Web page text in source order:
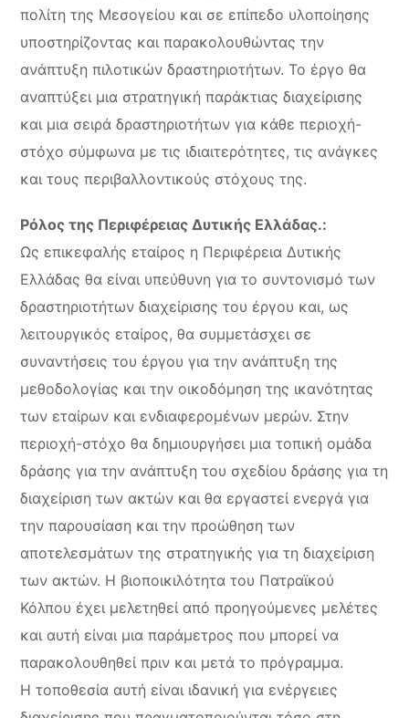
πολίτη της Μεσογείου και σε επίπεδο υλοποίησης
υποστηρίζοντας και παρακολουθώντας την
ανάπτυξη πιλοτικών δραστηριοτήτων. Το έργο θα
αναπτύξει μια στρατηγική παράκτιας διαχείρισης
και μια σειρά δραστηριοτήτων για κάθε περιοχή-
στόχο σύμφωνα με τις ιδιαιτερότητες, τις ανάγκες
και τους περιβαλλοντικούς στόχους της.
Ρόλος της Περιφέρειας Δυτικής Ελλάδας.:
Ως επικεφαλής εταίρος η Περιφέρεια Δυτικής
Ελλάδας θα είναι υπεύθυνη για το συντονισμό των
δραστηριοτήτων διαχείρισης του έργου και, ως
λειτουργικός εταίρος, θα συμμετάσχει σε
συναντήσεις του έργου για την ανάπτυξη της
μεθοδολογίας και την οικοδόμηση της ικανότητας
των εταίρων και ενδιαφερομένων μερών. Στην
περιοχή-στόχο θα δημιουργήσει μια τοπική ομάδα
δράσης για την ανάπτυξη του σχεδίου δράσης για τη
διαχείριση των ακτών και θα εργαστεί ενεργά για
την παρουσίαση και την προώθηση των
αποτελεσμάτων της στρατηγικής για τη διαχείριση
των ακτών. Η βιοποικιλότητα του Πατραϊκού
Κόλπου έχει μελετηθεί από προηγούμενες μελέτες
και αυτή είναι μια παράμετρος που μπορεί να
παρακολουθηθεί πριν και μετά το πρόγραμμα.
Η τοποθεσία αυτή είναι ιδανική για ενέργειες